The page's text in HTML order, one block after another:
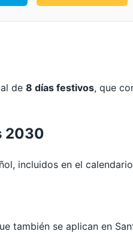
de 8 días festivos, que
2030
incluidos en el
también se aplican en